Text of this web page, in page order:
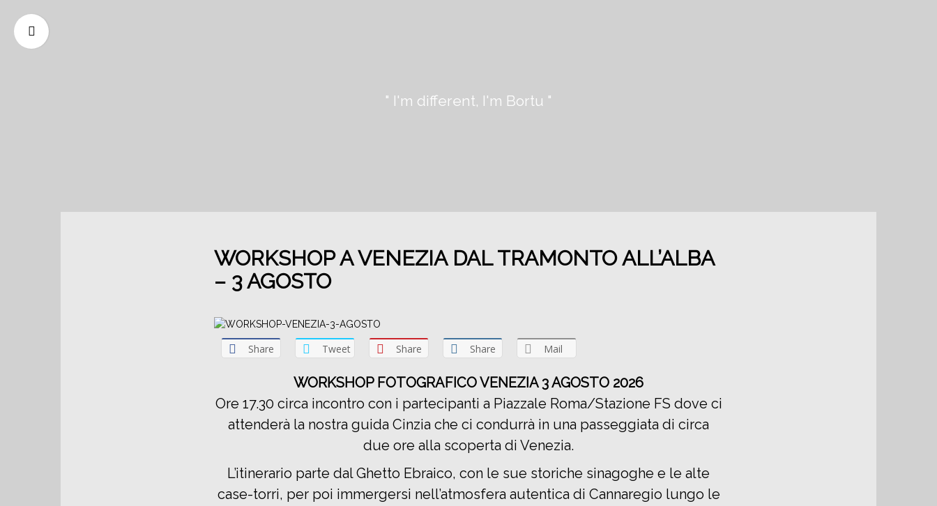
" I'm different, I'm Bortu "
WORKSHOP A VENEZIA DAL TRAMONTO ALL’ALBA
– 3 AGOSTO
Share Tweet Share Share Mail
WORKSHOP FOTOGRAFICO VENEZIA 3 AGOSTO 2026
Ore 17.30 circa incontro con i partecipanti a Piazzale Roma/Stazione FS dove ci
attenderà la nostra guida Cinzia che ci condurrà in una passeggiata di circa
due ore alla scoperta di Venezia.
L’itinerario parte dal Ghetto Ebraico, con le sue storiche sinagoghe e le alte
case-torri, per poi immergersi nell’atmosfera autentica di Cannaregio lungo le